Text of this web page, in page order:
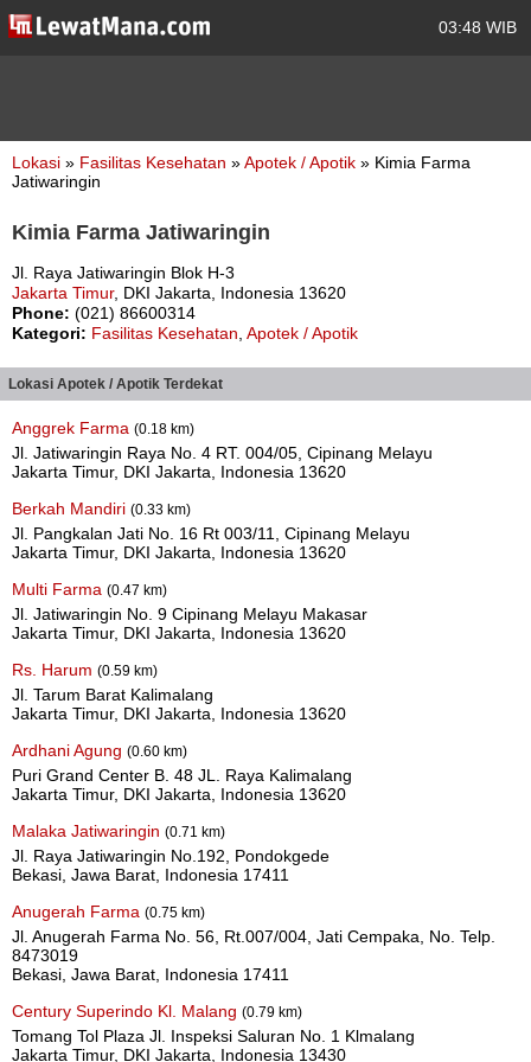
03:48 WIB
Lokasi » Fasilitas Kesehatan »Apotek / Apotik » Kimia Farma
Jatiwaringin
Kimia Farma Jatiwaringin
Jl. Raya Jatiwaringin Blok H-3
Jakarta Timur, DKI Jakarta, Indonesia 13620
Phone: (021) 86600314
Kategori: Fasilitas Kesehatan Apotek / Apotik
Lokasi Apotek / Apotik Terdekat
Anggrek Farma (0.18 km)
Jl. Jatiwaringin Raya No. 4 RT. 004/05, Cipinang Melayu
Jakarta Timur, DKI Jakarta, Indonesia 13620
Berkah Mandiri (0.33 km)
Jl. Pangkalan Jati No. 16 Rt 003/11, Cipinang Melayu
Jakarta Timur, DKI Jakarta, Indonesia 13620
Multi Farma (0.47 km)
Jl. Jatiwaringin No. 9 Cipinang Melayu Makasar
Jakarta Timur, DKI Jakarta, Indonesia 13620
Rs. Harum (0.59 km)
Jl. Tarum Barat Kalimalang
Jakarta Timur, DKI Jakarta, Indonesia 13620
Ardhani Agung (0.60 km)
Puri Grand Center B. 48 JL. Raya Kalimalang
Jakarta Timur, DKI Jakarta, Indonesia 13620
Malaka Jatiwaringin (0.71 km)
Jl. Raya Jatiwaringin No.192, Pondokgede
Bekasi, Jawa Barat, Indonesia 17411
Anugerah Farma (0.75 km)
Jl. Anugerah Farma No. 56, Rt.007/004, Jati Cempaka, No. Telp.
8473019
Bekasi, Jawa Barat, Indonesia 17411
Century Superindo Kl. Malang (0.79 km)
Tomang Tol Plaza Jl. Inspeksi Saluran No. 1 Klmalang
Jakarta Timur, DKI Jakarta, Indonesia 13430